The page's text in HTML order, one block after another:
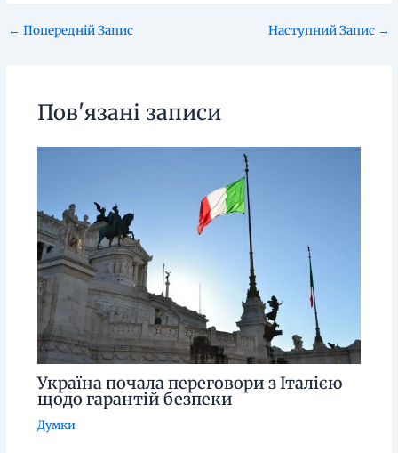
← Попередній Запис Наступний Запис →
Пов'язані записи
Україна почала переговори з Італією
щодо гарантій безпеки
Думки